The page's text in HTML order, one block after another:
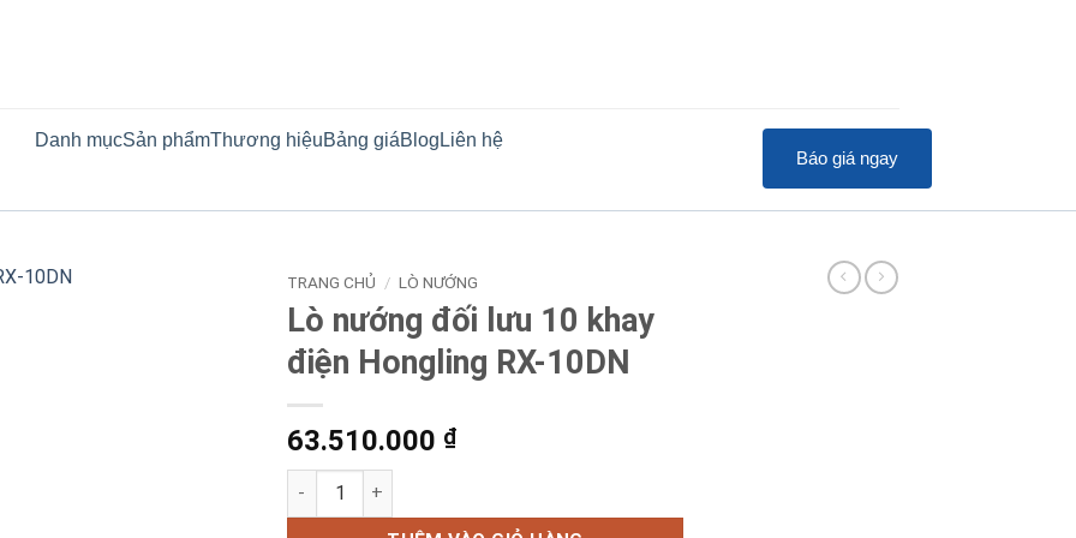
Danh mụcSản phẩmThương hiệuBảng giáBlog Liên hệ
Báo giá ngay
TRANG CHỦ / LÒ NƯỚNG
Lò nướng đối lưu 10 khay
điện Hongling RX-10DN
63.510.000 ₫
Lò nướng đối lưu 10 khay điện Hongling RX-10DN số lượng